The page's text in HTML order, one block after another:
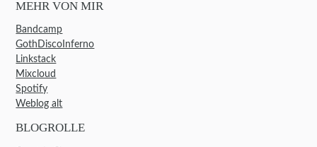
MEHR VON MIR
Bandcamp
GothDiscoInferno
Linkstack
Mixcloud
Spotify
Weblog alt
BLOGROLLE